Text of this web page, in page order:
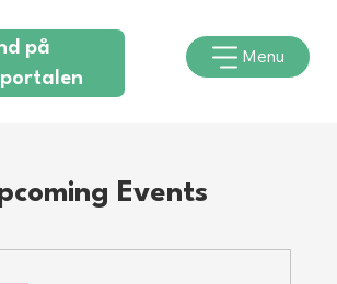
på
Menu
Events